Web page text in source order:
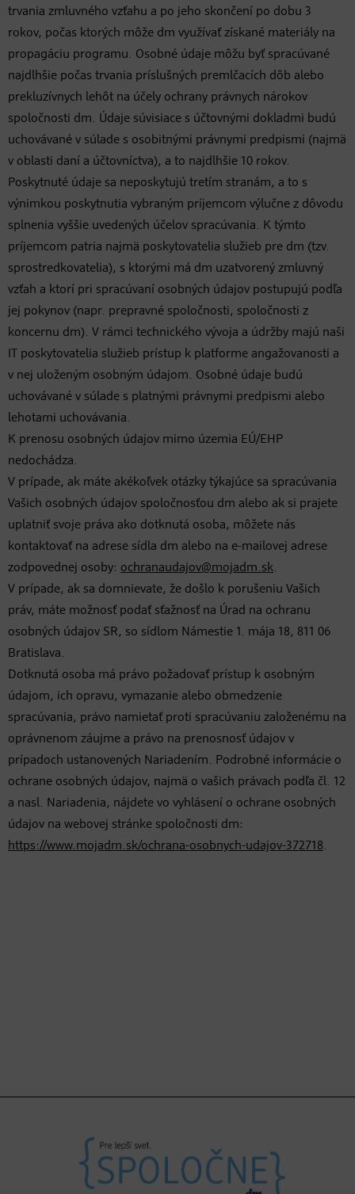
trvania zmluvného vzťahu a po jeho skončení po dobu 3
rokov, počas ktorých môže dm využívať získané materiály na
propagáciu programu. Osobné údaje môžu byť spracúvané
najdlhšie počas trvania príslušných premlčacích dôb alebo
prekluzívnych lehôt na účely ochrany právnych nárokov
spoločnosti dm. Údaje súvisiace s účtovnými dokladmi budú
uchovávané v súlade s osobitnými právnymi predpismi (najmä
v oblasti daní a účtovníctva), a to najdlhšie 10 rokov.
Poskytnuté údaje sa neposkytujú tretím stranám, a to s
výnimkou poskytnutia vybraným príjemcom výlučne z dôvodu
splnenia vyššie uvedených účelov spracúvania. K týmto
príjemcom patria najmä poskytovatelia služieb pre dm (tzv.
sprostredkovatelia), s ktorými má dm uzatvorený zmluvný
vzťah a ktorí pri spracúvaní osobných údajov postupujú podľa
jej pokynov (napr. prepravné spoločnosti, spoločnosti z
koncernu dm). V rámci technického vývoja a údržby majú naši
IT poskytovatelia služieb prístup k platforme angažovanosti a
v nej uloženým osobným údajom. Osobné údaje budú
uchovávané v súlade s platnými právnymi predpismi alebo
lehotami uchovávania.
K prenosu osobných údajov mimo územia EÚ/EHP
nedochádza.
V prípade, ak máte akékoľvek otázky týkajúce sa spracúvania
Vašich osobných údajov spoločnosťou dm alebo ak si prajete
uplatniť svoje práva ako dotknutá osoba, môžete nás
kontaktovať na adrese sídla dm alebo na e-mailovej adrese
zodpovednej osoby: ochranaudajov@mojadm.sk.
V prípade, ak sa domnievate, že došlo k porušeniu Vašich
práv, máte možnosť podať sťažnosť na Úrad na ochranu
osobných údajov SR, so sídlom Námestie 1. mája 18, 811 06
Bratislava.
Dotknutá osoba má právo požadovať prístup k osobným
údajom, ich opravu, vymazanie alebo obmedzenie
spracúvania, právo namietať proti spracúvaniu založenému na
oprávnenom záujme a právo na prenosnosť údajov v
prípadoch ustanovených Nariadením. Podrobné informácie o
ochrane osobných údajov, najmä o vašich právach podľa čl. 12
a nasl. Nariadenia, nájdete vo vyhlásení o ochrane osobných
údajov na webovej stránke spoločnosti dm:
https://www.mojadm.sk/ochrana-osobnych-udajov-372718.